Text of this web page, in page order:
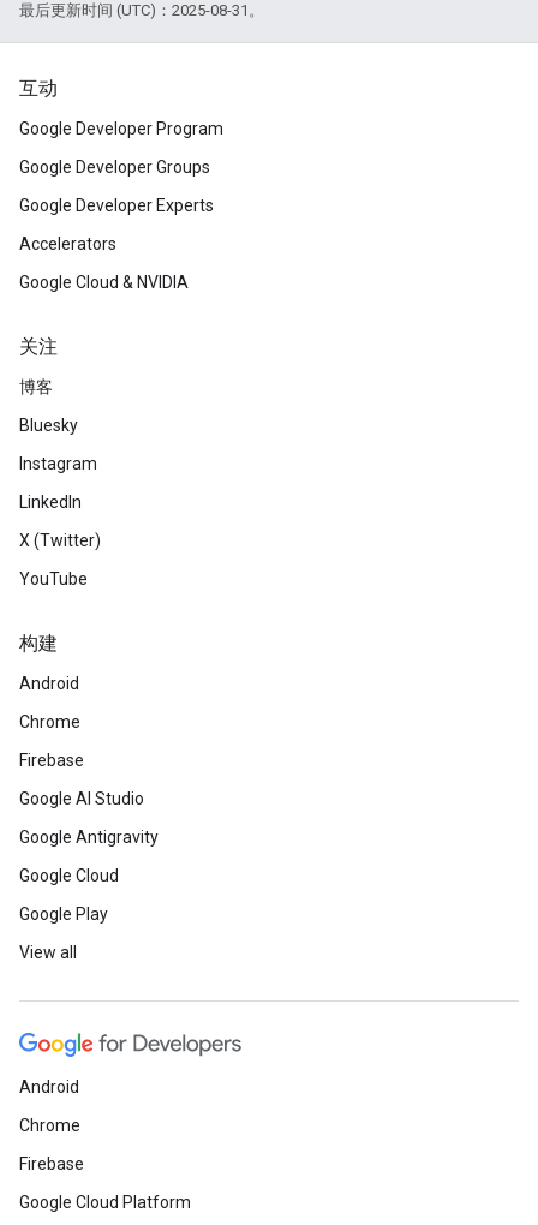
最后更新时间 (UTC)：2025-08-31。
互动
Google Developer Program
Google Developer Groups
Google Developer Experts
Accelerators
Google Cloud & NVIDIA
关注
博客
Bluesky
Instagram
LinkedIn
X (Twitter)
YouTube
构建
Android
Chrome
Firebase
Google AI Studio
Google Antigravity
Google Cloud
Google Play
View all
Android
Chrome
Firebase
Google Cloud Platform